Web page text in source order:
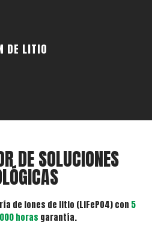
DE LITIO
DE SOLUCIONES
de iones de litio (LiFePO4) con 5
horas garantía.